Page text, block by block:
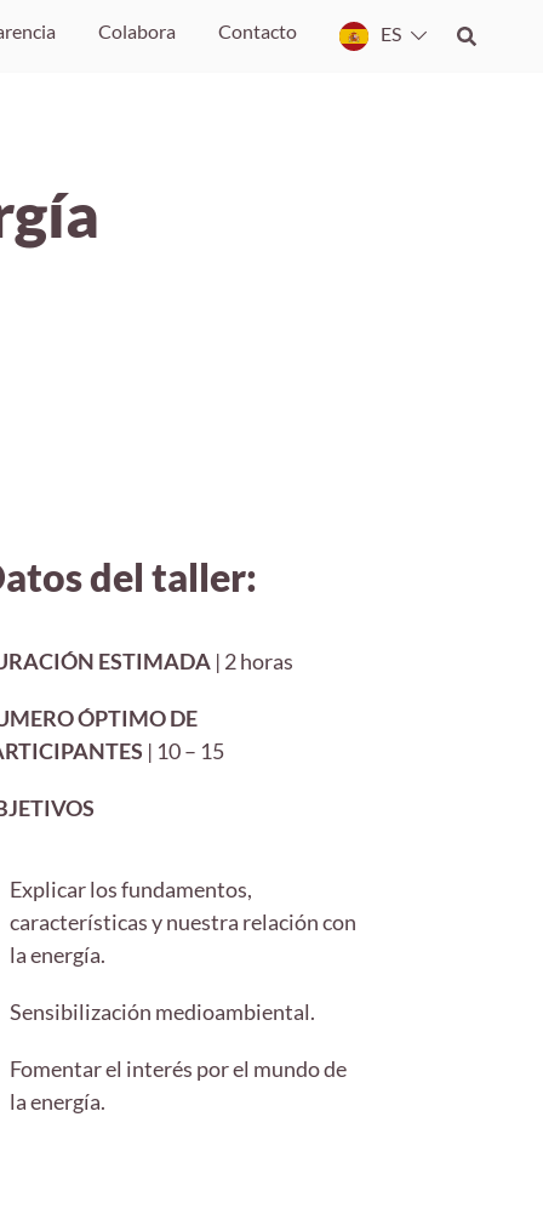
Colabora Contacto ES
del taller:
ESTIMADA| 2 horas
ÓPTIMO DE
| 10 – 15
Explicar los fundamentos,
características y nuestra relación con
la energía.
Sensibilización medioambiental.
Fomentar el interés por el mundo de
la energía.